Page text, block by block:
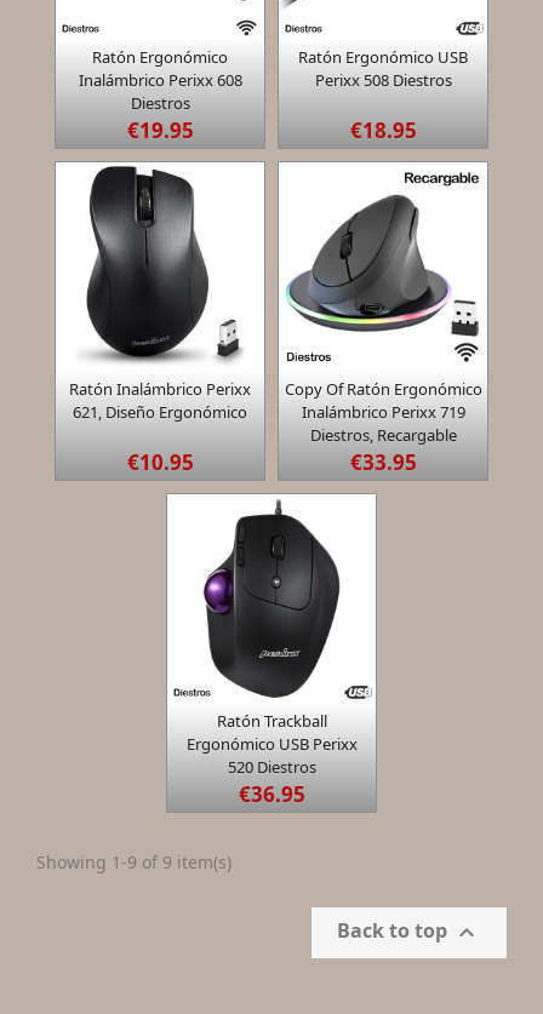
Quick view
Ratón Ergonómico
Inalámbrico Perixx 608
Diestros
€19.95
Quick view
Ratón Ergonómico USB
Perixx 508 Diestros
€18.95
Quick view
Ratón Inalámbrico Perixx
621, Diseño Ergonómico
€10.95
Quick view
Copy Of Ratón Ergonómico
Inalámbrico Perixx 719
Diestros, Recargable
€33.95
Quick view
Ratón Trackball
Ergonómico USB Perixx
520 Diestros
€36.95
Showing 1-9 of 9 item(s)
Back to top 